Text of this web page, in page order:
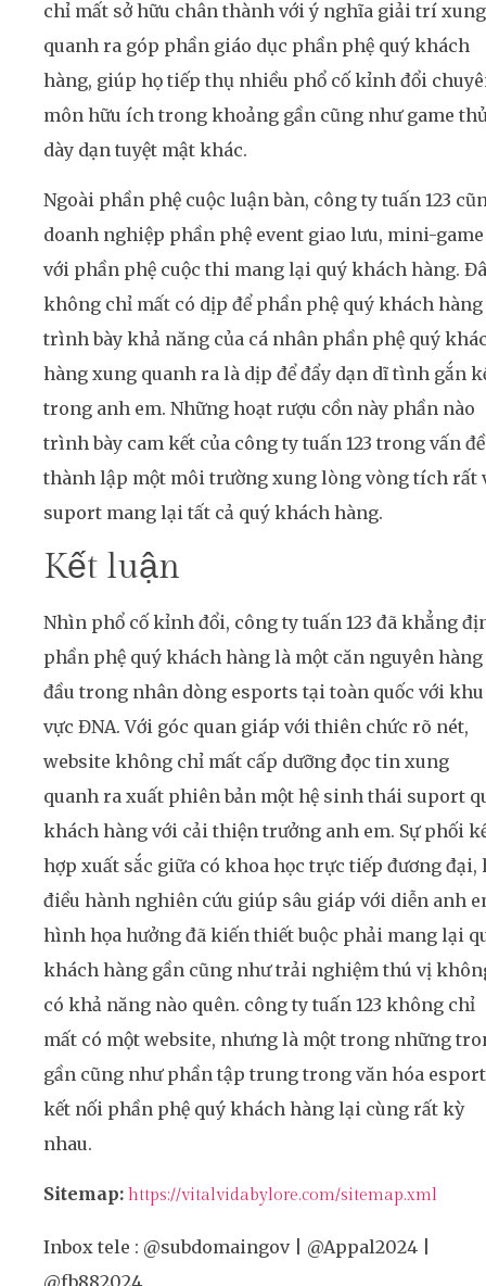
chỉ mất sở hữu chân thành với ý nghĩa giải trí xung
quanh ra góp phần giáo dục phần phệ quý khách
hàng, giúp họ tiếp thụ nhiều phổ cố kỉnh đổi
môn hữu ích trong khoảng gần cũng như game
dày dạn tuyệt mật khác.
Ngoài phần phệ cuộc luận bàn, công ty tuấn 123
doanh nghiệp phần phệ event giao lưu, mini-game
với phần phệ cuộc thi mang lại quý khách hàng.
không chỉ mất có dịp để phần phệ quý khách hàng
trình bày khả năng của cá nhân phần phệ quý
hàng xung quanh ra là dịp để đẩy dạn dĩ tình gắn
trong anh em. Những hoạt rượu cồn này phần nào
trình bày cam kết của công ty tuấn 123 trong vấn đề
thành lập một môi trường xung lòng vòng tích rất
suport mang lại tất cả quý khách hàng.
Kết luận
Nhìn phổ cố kỉnh đổi, công ty tuấn 123 đã khẳng
phần phệ quý khách hàng là một căn nguyên hàng
đầu trong nhân dòng esports tại toàn quốc với khu
vực ĐNA. Với góc quan giáp với thiên chức rõ nét,
website không chỉ mất cấp dưỡng đọc tin xung
quanh ra xuất phiên bản một hệ sinh thái suport
khách hàng với cải thiện trưởng anh em. Sự phối
hợp xuất sắc giữa có khoa học trực tiếp đương đại,
điều hành nghiên cứu giúp sâu giáp với diễn anh
hình họa hưởng đã kiến thiết buộc phải mang lại
khách hàng gần cũng như trải nghiệm thú vị
có khả năng nào quên. công ty tuấn 123 không chỉ
mất có một website, nhưng là một trong những
gần cũng như phần tập trung trong văn hóa
kết nối phần phệ quý khách hàng lại cùng rất kỳ
nhau.
Sitemap: https://vitalvidabylore.com/sitemap.xml
Inbox tele : @subdomaingov | @Appal2024 |
@fb882024